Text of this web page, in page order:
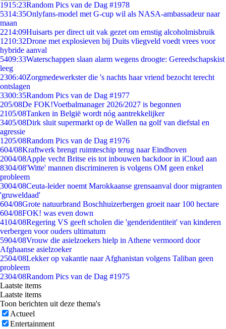
1915:23Random Pics van de Dag #1978
5314:35Onlyfans-model met G-cup wil als NASA-ambassadeur naar
maan
2214:09Huisarts per direct uit vak gezet om ernstig alcoholmisbruik
1210:32Drone met explosieven bij Duits vliegveld voedt vrees voor
hybride aanval
5409:33Waterschappen slaan alarm wegens droogte: Gereedschapskist
leeg
2306:40Zorgmedewerkster die 's nachts haar vriend bezocht terecht
ontslagen
3300:35Random Pics van de Dag #1977
205/08De FOK!Voetbalmanager 2026/2027 is begonnen
2105/08Tanken in België wordt nóg aantrekkelijker
3405/08Dirk sluit supermarkt op de Wallen na golf van diefstal en
agressie
1205/08Random Pics van de Dag #1976
604/08Kraftwerk brengt ruimteschip terug naar Eindhoven
2004/08Apple vecht Britse eis tot inbouwen backdoor in iCloud aan
8304/08'Witte' mannen discrimineren is volgens OM geen enkel
probleem
3004/08Ceuta-leider noemt Marokkaanse grensaanval door migranten
'gruweldaad'
604/08Grote natuurbrand Boschhuizerbergen groeit naar 100 hectare
604/08FOK! was even down
4104/08Regering VS geeft scholen die 'genderidentiteit' van kinderen
verbergen voor ouders ultimatum
5904/08Vrouw die asielzoekers hielp in Athene vermoord door
Afghaanse asielzoeker
2504/08Lekker op vakantie naar Afghanistan volgens Taliban geen
probleem
2304/08Random Pics van de Dag #1975
Laatste items
Laatste items
Toon berichten uit deze thema's
Actueel
Entertainment